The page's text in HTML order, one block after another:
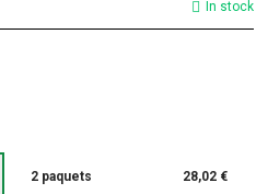
In stock
2 paquets 28,02 €